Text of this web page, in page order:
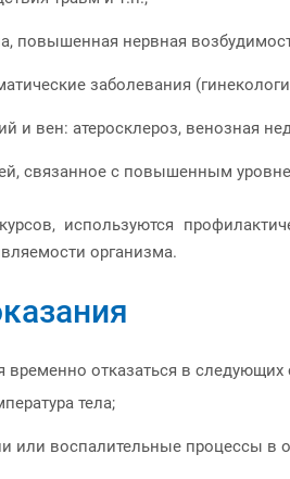
повышенная нервная
заболевания
и вен: атеросклероз, венозная
связанное с повышенным
используются
организма.
временно отказаться в следующих
тела;
или воспалительные процессы в